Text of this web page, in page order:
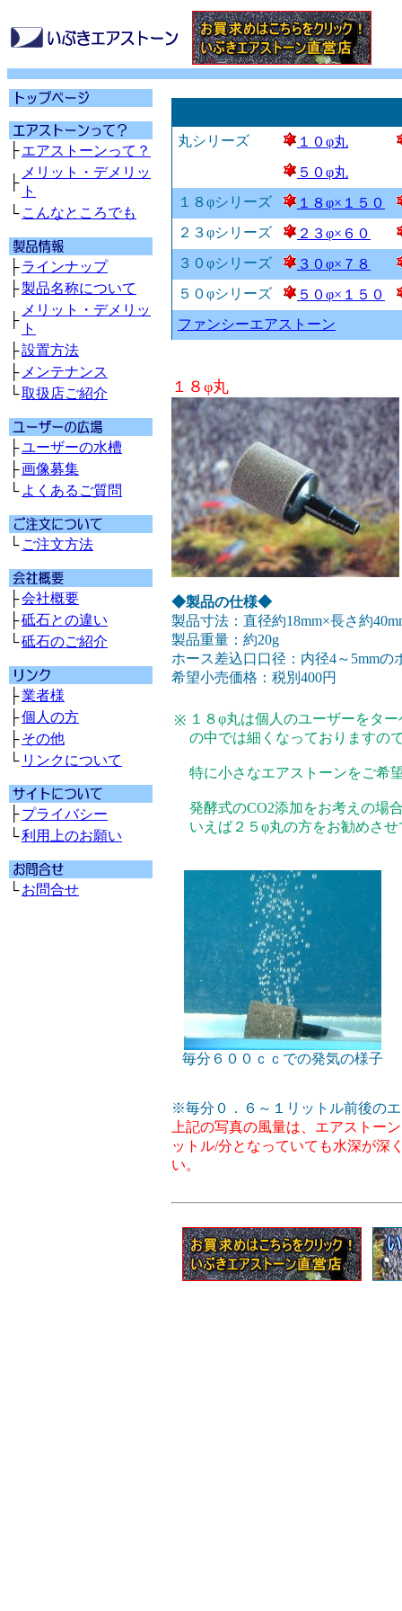
├ エアストーンって？
├
メリット・デメリッ
ト
└ こんなところでも
├ ラインナップ
├製品名称について
├
メリット・デメリッ
ト
├設置方法
├ メンテナンス
└取扱店ご紹介
├ユーザーの水槽
├画像募集
└ よくあるご質問
└ ご注文方法
├会社概要
├砥石との違い
└砥石のご紹介
├業者様
├個人の方
├ その他
└ リンクについて
├ プライバシー
└利用上のお願い
└ お問合せ
丸シリーズ
１０φ丸
５０φ丸
１８φシリーズ
１８φ×１５０
２３φシリーズ
２３φ×６０
３０φシリーズ
３０φ×７８
５０φシリーズ
５０φ×１５０
ファンシーエアストーン
１８φ丸
◆製品の仕様◆
製品寸法：直径約18mm×長さ約
製品重量：約20g
ホース差込口口径：内径4～5mmの
希望小売価格：税別400円
※ １８φ丸は個人のユーザーをタ
の中では細くなっておりますの
特に小さなエアストーンをご希
発酵式のCO2添加をお考えの場
いえば２５φ丸の方をお勧めさ
毎分６００ｃｃでの発気の様子
※毎分０．６～１リットル前後の
上記の写真の風量は、エアストー
ットル/分となっていても水深が深
い。